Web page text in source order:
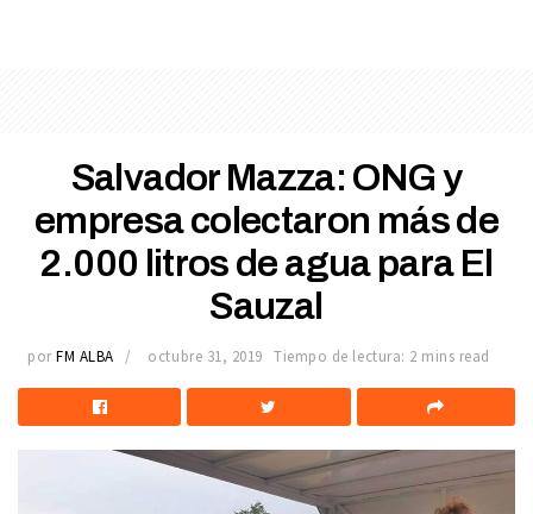
Salvador Mazza: ONG y
empresa colectaron más de
2.000 litros de agua para El
Sauzal
por FM ALBA octubre 31, 2019 Tiempo de lectura: 2 mins read